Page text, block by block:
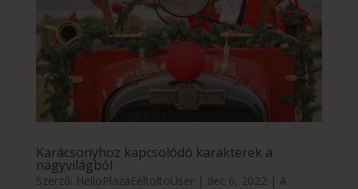
Karácsonyhoz kapcsolódó karakterek a
nagyvilágból
Szerző: HelloPlazaEeltoltoUser| dec 6, 2022 | A